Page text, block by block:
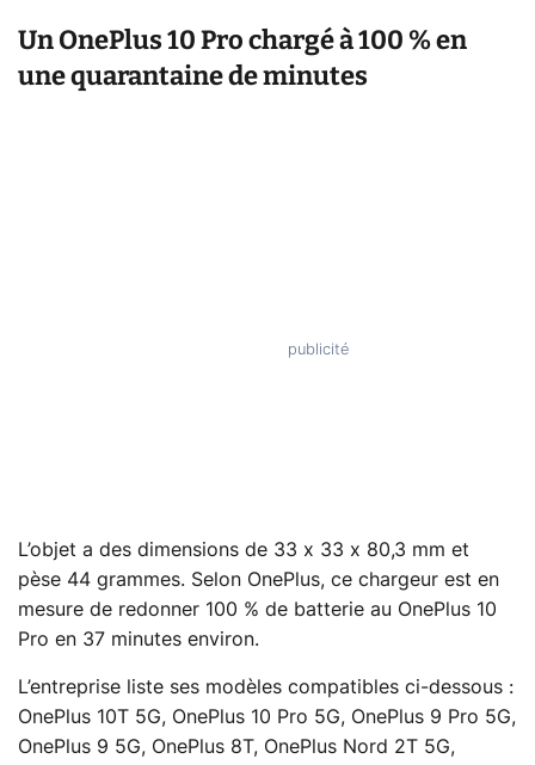
Un OnePlus 10 Pro chargé à 100 % en
une quarantaine de minutes
L’objet a des dimensions de 33 x 33 x 80,3 mm et
pèse 44 grammes. Selon OnePlus, ce chargeur est en
mesure de redonner 100 % de batterie au OnePlus 10
Pro en 37 minutes environ.
L’entreprise liste ses modèles compatibles ci-dessous :
OnePlus 10T 5G, OnePlus 10 Pro 5G, OnePlus 9 Pro 5G,
OnePlus 9 5G, OnePlus 8T, OnePlus Nord 2T 5G,